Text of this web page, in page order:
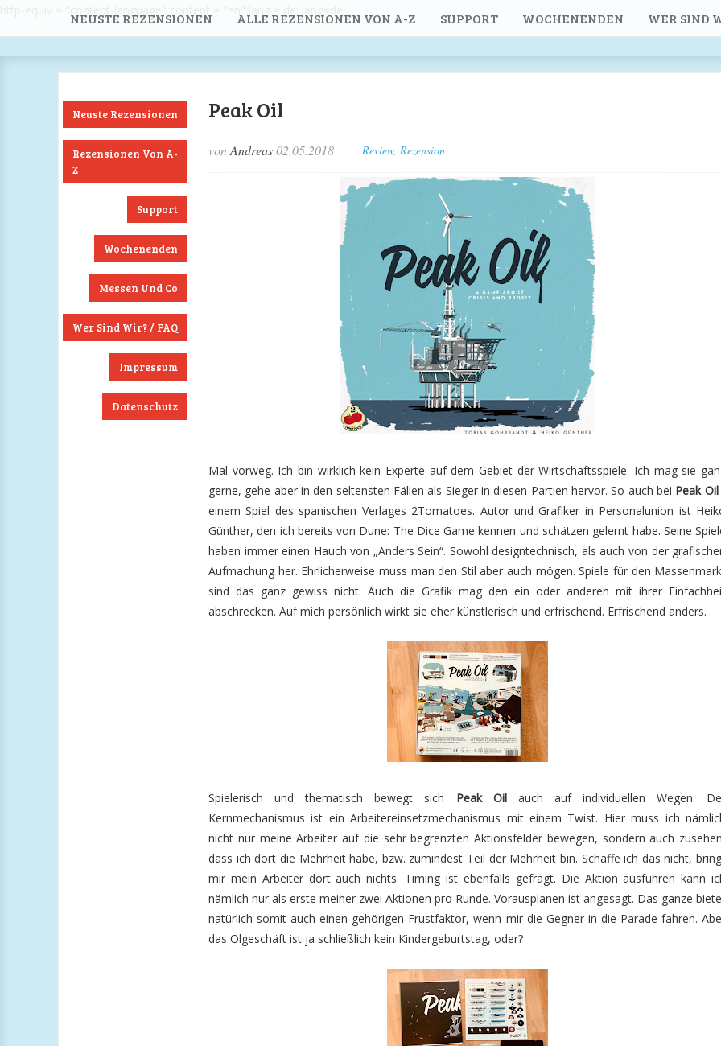
NEUSTE REZENSIONEN ALLE REZENSIONEN VON A-Z SUPPORT WOCHENENDEN WER SIND
Neuste Rezensionen
Rezensionen Von A-
Z
Support
Wochenenden
Messen Und Co
Wer Sind Wir? / FAQ
Impressum
Datenschutz
Peak Oil
vonAndreas02.05.2018 Review, Rezension
Mal vorweg. Ich bin wirklich kein Experte auf dem Gebiet der Wirtschaftsspiele. Ich mag sie
gerne, gehe aber in den seltensten Fällen als Sieger in diesen Partien hervor. So auch bei Peak Oil
einem Spiel des spanischen Verlages 2Tomatoes. Autor und Grafiker in Personalunion ist
Günther, den ich bereits von Dune: The Dice Game kennen und schätzen gelernt habe. Seine
haben immer einen Hauch von „Anders Sein“. Sowohl designtechnisch, als auch von der
Aufmachung her. Ehrlicherweise muss man den Stil aber auch mögen. Spiele für den
sind das ganz gewiss nicht. Auch die Grafik mag den ein oder anderen mit ihrer
abschrecken. Auf mich persönlich wirkt sie eher künstlerisch und erfrischend. Erfrischend anders.
Spielerisch und thematisch bewegt sich Peak Oilauch auf individuellen Wegen.
Kernmechanismus ist ein Arbeitereinsetzmechanismus mit einem Twist. Hier muss ich
nicht nur meine Arbeiter auf die sehr begrenzten Aktionsfelder bewegen, sondern auch
dass ich dort die Mehrheit habe, bzw. zumindest Teil der Mehrheit bin. Schaffe ich das nicht,
mir mein Arbeiter dort auch nichts. Timing ist ebenfalls gefragt. Die Aktion ausführen kann
nämlich nur als erste meiner zwei Aktionen pro Runde. Vorausplanen ist angesagt. Das ganze
natürlich somit auch einen gehörigen Frustfaktor, wenn mir die Gegner in die Parade fahren.
das Ölgeschäft ist ja schließlich kein Kindergeburtstag, oder?
Instagram